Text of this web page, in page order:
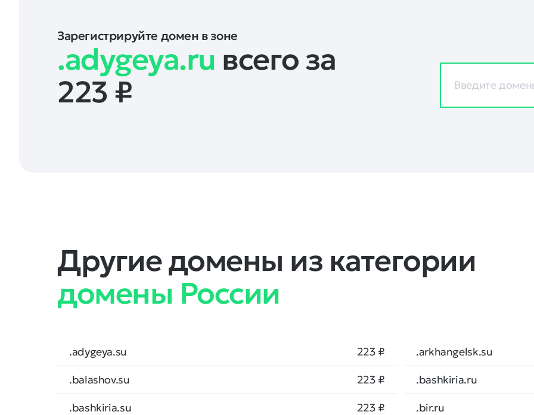
Зарегистрируйте домен в зоне
.adygeya.ru всего за
223 ₽
Другие домены из категории
домены России
.adygeya.su 223 ₽ .arkhangelsk.su
.balashov.su 223 ₽ .bashkiria.ru
.bashkiria.su 223 ₽ .bir.ru